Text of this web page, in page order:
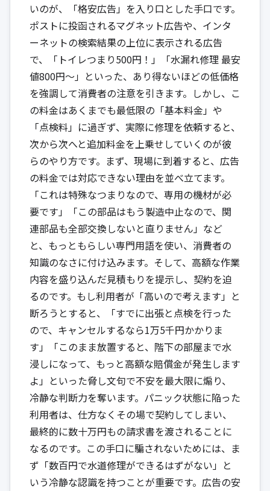
いのが、「格安広告」を入り口とした手口です。
ポストに投函されるマグネット広告や、インタ
ーネットの検索結果の上位に表示される広告
で、「トイレつまり500円！」「水漏れ修理 最安
値800円～」といった、あり得ないほどの低価格
を強調して消費者の注意を引きます。しかし、こ
の料金はあくまでも最低限の「基本料金」や
「点検料」に過ぎず、実際に修理を依頼すると、
次から次へと追加料金を上乗せしていくのが彼
らのやり方です。まず、現場に到着すると、広告
の料金では対応できない理由を並べ立てます。
「これは特殊なつまりなので、専用の機材が必
要です」「この部品はもう製造中止なので、関
連部品も全部交換しないと直りません」など
と、もっともらしい専門用語を使い、消費者の
知識のなさに付け込みます。そして、高額な作業
内容を盛り込んだ見積もりを提示し、契約を迫
るのです。もし利用者が「高いので考えます」と
断ろうとすると、「すでに出張と点検を行った
ので、キャンセルするなら1万5千円かかりま
す」「このまま放置すると、階下の部屋まで水
浸しになって、もっと高額な賠償金が発生します
よ」といった脅し文句で不安を最大限に煽り、
冷静な判断力を奪います。パニック状態に陥った
利用者は、仕方なくその場で契約してしまい、
最終的に数十万円もの請求書を渡されることに
なるのです。この手口に騙されないためには、ま
ず「数百円で水道修理ができるはずがない」と
いう冷静な認識を持つことが重要です。広告の安